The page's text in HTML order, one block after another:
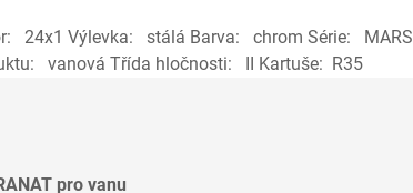
24x1 Výlevka: stálá Barva: chrom Série: MARS
vanová Třída hločnosti: II Kartuše: R35
pro vanu